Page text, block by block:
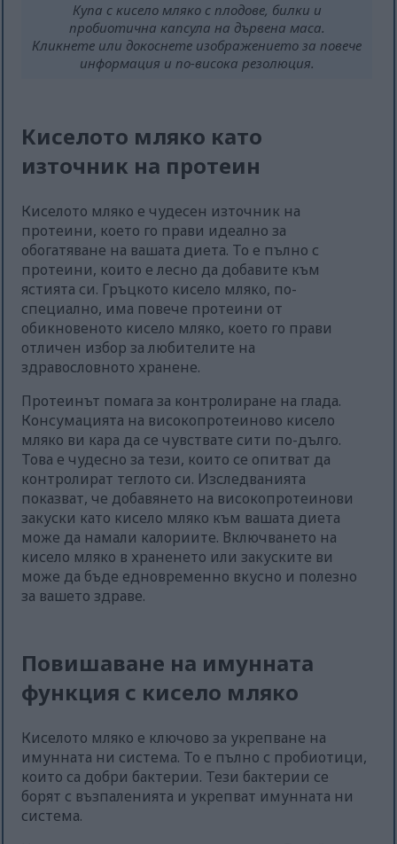
Купа с кисело мляко с плодове, билки и
пробиотична капсула на дървена маса.
Кликнете или докоснете изображението за повече
информация и по-висока резолюция.
Киселото мляко като
източник на протеин
Киселото мляко е чудесен източник на
протеини, което го прави идеално за
обогатяване на вашата диета. То е пълно с
протеини, които е лесно да добавите към
ястията си. Гръцкото кисело мляко, по-
специално, има повече протеини от
обикновеното кисело мляко, което го прави
отличен избор за любителите на
здравословното хранене.
Протеинът помага за контролиране на глада.
Консумацията на високопротеиново кисело
мляко ви кара да се чувствате сити по-дълго.
Това е чудесно за тези, които се опитват да
контролират теглото си. Изследванията
показват, че добавянето на високопротеинови
закуски като кисело мляко към вашата диета
може да намали калориите. Включването на
кисело мляко в храненето или закуските ви
може да бъде едновременно вкусно и полезно
за вашето здраве.
Повишаване на имунната
функция с кисело мляко
Киселото мляко е ключово за укрепване на
имунната ни система. То е пълно с пробиотици,
които са добри бактерии. Тези бактерии се
борят с възпаленията и укрепват имунната ни
система.